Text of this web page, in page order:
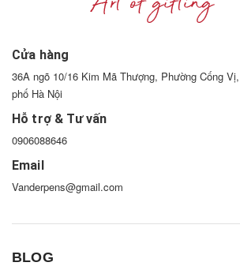
Cửa hàng
36A ngõ 10/16 Kim Mã Thượng, Phường Cống
phố Hà Nội
Hỗ trợ & Tư vấn
0906088646
Email
Vanderpens@gmail.com
BLOG